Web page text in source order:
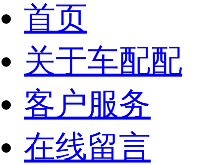
首页
关于车配配
客户服务
在线留言